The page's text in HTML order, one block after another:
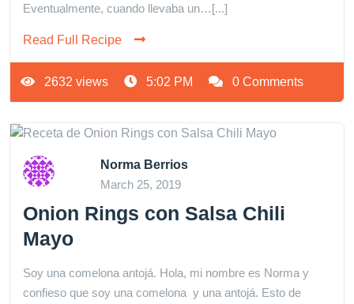
Eventualmente, cuando llevaba un…[...]
Read Full Recipe
2632 views 5:02 PM 0 Comments
Norma Berrios
March 25, 2019
Onion Rings con Salsa Chili
Mayo
Soy una comelona antojá. Hola, mi nombre es Norma y
confieso que soy una comelona y una antojá. Esto de